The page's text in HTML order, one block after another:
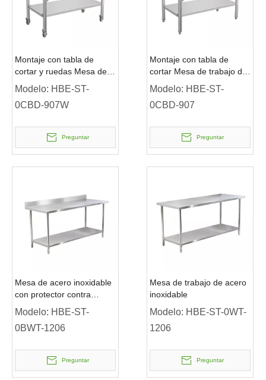
Montaje con tabla de
cortar y ruedas Mesa de
trabajo de acero
inoxidable
Modelo: HBE-ST-
0CBD-907W
Preguntar
Montaje con tabla de
cortar Mesa de trabajo de
acero inoxidable
Modelo: HBE-ST-
0CBD-907
Preguntar
Mesa de acero inoxidable
con protector contra
salpicaduras y estante
inferior
Modelo: HBE-ST-
0BWT-1206
Preguntar
Mesa de trabajo de acero
inoxidable
Modelo: HBE-ST-0WT-
1206
Preguntar